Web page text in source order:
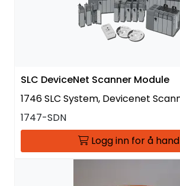
SLC DeviceNet Scanner Module
1746 SLC System, Devicenet
1747-SDN
Logg inn for å